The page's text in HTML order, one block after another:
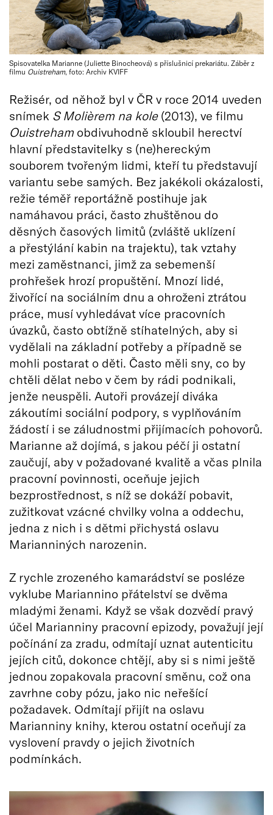
Spisovatelka Marianne (Juliette Binocheová) s příslušnicí prekariátu. Záběr z
filmu Ouistreham, foto: Archiv KVIFF
Režisér, od něhož byl v ČR v roce 2014 uveden
snímek SMolièrem na kole (2013), ve filmu
Ouistreham obdivuhodně skloubil herectví
hlavní představitelky s (ne)hereckým
souborem tvořeným lidmi, kteří tu představují
variantu sebe samých. Bez jakékoli okázalosti,
režie téměř reportážně postihuje jak
namáhavou práci, často zhuštěnou do
děsných časových limitů (zvláště uklízení
a přestýlání kabin na trajektu), tak vztahy
mezi zaměstnanci, jimž za sebemenší
prohřešek hrozí propuštění. Mnozí lidé,
živořící na sociálním dnu a ohroženi ztrátou
práce, musí vyhledávat více pracovních
úvazků, často obtížně stíhatelných, aby si
vydělali na základní potřeby a případně se
mohli postarat o děti. Často měli sny, co by
chtěli dělat nebo v čem by rádi podnikali,
jenže neuspěli. Autoři provázejí diváka
zákoutími sociální podpory, s vyplňováním
žádostí i se záludnostmi přijímacích pohovorů.
Marianne až dojímá, s jakou péčí ji ostatní
zaučují, aby v požadované kvalitě a včas plnila
pracovní povinnosti, oceňuje jejich
bezprostřednost, s níž se dokáží pobavit,
zužitkovat vzácné chvilky volna a oddechu,
jedna z nich i s dětmi přichystá oslavu
Marianniných narozenin.
Z rychle zrozeného kamarádství se posléze
vyklube Mariannino přátelství se dvěma
mladými ženami. Když se však dozvědí pravý
účel Marianniny pracovní epizody, považují její
počínání za zradu, odmítají uznat autenticitu
jejích citů, dokonce chtějí, aby si s nimi ještě
jednou zopakovala pracovní směnu, což ona
zavrhne coby pózu, jako nic neřešící
požadavek. Odmítají přijít na oslavu
Marianniny knihy, kterou ostatní oceňují za
vyslovení pravdy o jejich životních
podmínkách.